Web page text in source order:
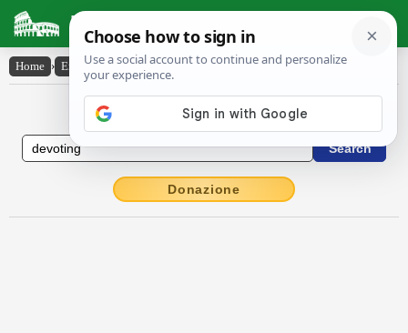
Latin Dictionary
Home › English-Latin › devoting
English to Latin Dictionary
Donazione